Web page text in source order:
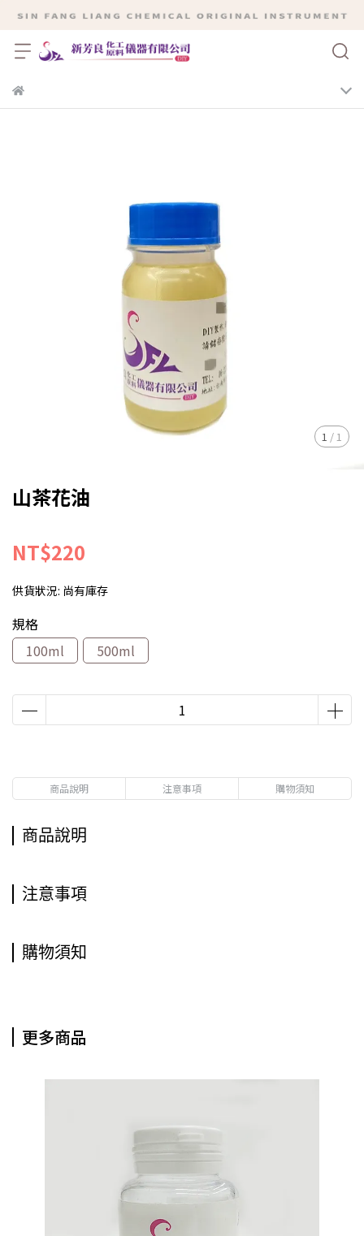
1 / 1
山茶花油
NT$220
供貨狀況: 尚有庫存
規格
100ml
500ml
商品說明 注意事項 購物須知
商品說明
注意事項
購物須知
更多商品